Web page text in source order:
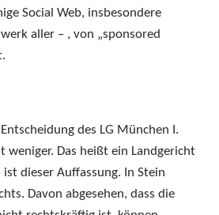
Social Web, insbesondere
aller – , von „sponsored
des LG München I.
weniger. Das heißt ein Landgericht
dieser Auffassung. In Stein
Davon abgesehen, dass die